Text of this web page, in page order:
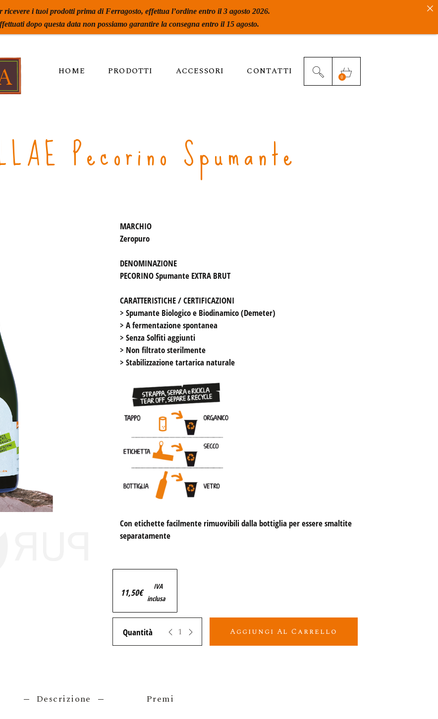
HOME PRODOTTI
Pé Nin Perde La Sumente
Spiritus Terrae
BIO Cantina Sociale Orsogna
& Babalù
Orsogna Winery
Zero Puro
Olearia Vinicola Orsogna
ACCESSORI CONTATTI
0
Pecorino Spumante
Zeropuro
DENOMINAZIONE
PECORINO Spumante EXTRA BRUT
CARATTERISTICHE / CERTIFICAZIONI
> Spumante Biologico e Biodinamico (Demeter)
> A fermentazione spontanea
> Senza Solfiti aggiunti
> Non filtrato sterilmente
> Stabilizzazione tartarica naturale
Con etichette facilmente rimuovibili dalla bottiglia per essere smaltite
separatamente
11,50€
IVA
inclusa
Zeropuro STILLAE Pecorino Spumante quantity
Aggiungi Al Carrello
Descrizione Premi
ricevere i tuoi prodotti prima di Ferragosto, effettua l’ordine entro il 3 agosto 2026.
dopo questa data non possiamo garantire la consegna entro il 15 agosto.